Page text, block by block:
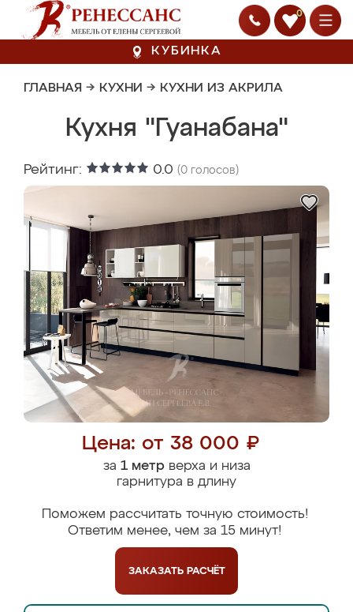
0
КУБИНКА
ГЛАВНАЯ → КУХНИ → КУХНИ ИЗ АКРИЛА
Кухня "Гуанабана"
Рейтинг: 0.0 (0 голосов)
Цена: от 38 000 ₽
за 1 метрверха и низа
гарнитура в длину
Поможем рассчитать точную стоимость!
Ответим менее, чем за 15 минут!
ЗАКАЗАТЬ РАСЧЁТ